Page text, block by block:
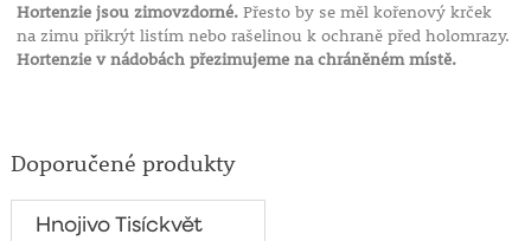
Hortenzie jsou zimovzdorné.Přesto by se měl kořenový krček
na zimu přikrýt listím nebo rašelinou k ochraně před holomrazy.
Hortenzie v nádobách přezimujeme na chráněném místě.
Doporučené produkty
Hnojivo Tisíckvět